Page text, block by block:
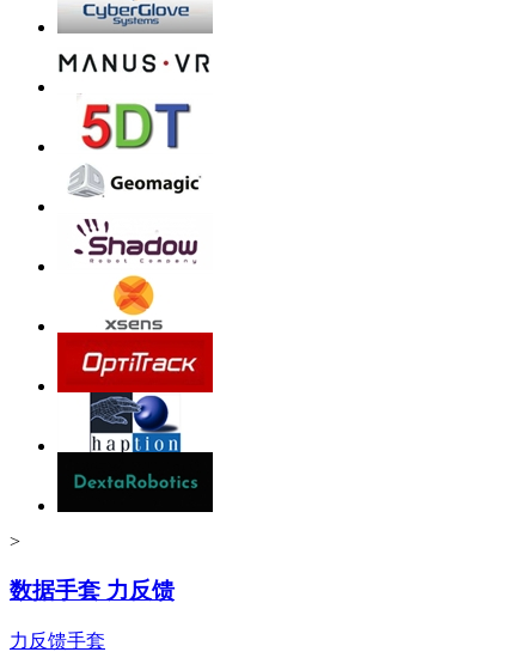
>
数据手套 力反馈
力反馈手套